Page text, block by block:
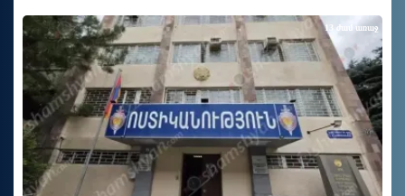
13 ժամ առաջ